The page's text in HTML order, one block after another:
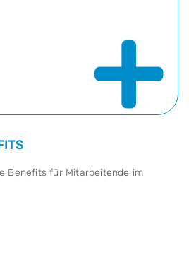
+
Benefits für Mitarbeitende im